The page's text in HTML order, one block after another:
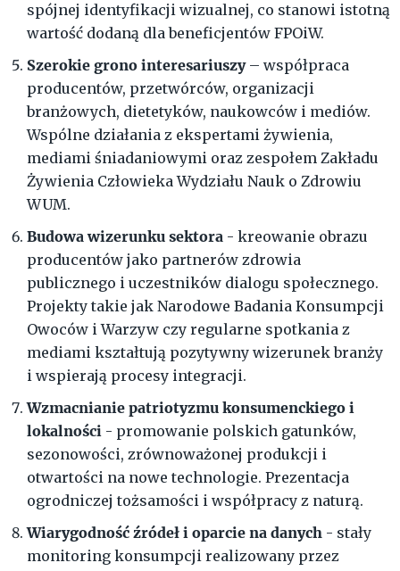
spójnej identyfikacji wizualnej, co stanowi istotną
wartość dodaną dla beneficjentów FPOiW.
Szerokie grono interesariuszy– współpraca
producentów, przetwórców, organizacji
branżowych, dietetyków, naukowców i mediów.
Wspólne działania z ekspertami żywienia,
mediami śniadaniowymi oraz zespołem Zakładu
Żywienia Człowieka Wydziału Nauk o Zdrowiu
WUM.
Budowa wizerunku sektora - kreowanie obrazu
producentów jako partnerów zdrowia
publicznego i uczestników dialogu społecznego.
Projekty takie jak Narodowe Badania Konsumpcji
Owoców i Warzyw czy regularne spotkania z
mediami kształtują pozytywny wizerunek branży
i wspierają procesy integracji.
Wzmacnianie patriotyzmu konsumenckiego i
lokalności - promowanie polskich gatunków,
sezonowości, zrównoważonej produkcji i
otwartości na nowe technologie. Prezentacja
ogrodniczej tożsamości i współpracy z naturą.
Wiarygodność źródeł i oparcie na danych - stały
monitoring konsumpcji realizowany przez